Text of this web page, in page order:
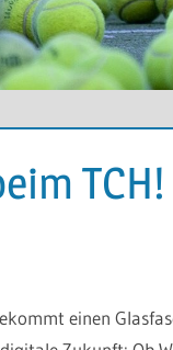
TCH!
einen